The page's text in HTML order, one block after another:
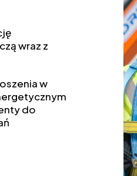
wraz z
w
do